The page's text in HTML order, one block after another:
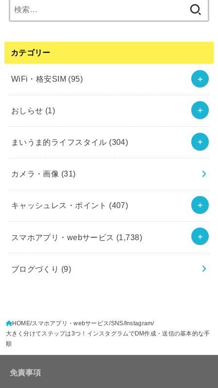
索:
カテゴリー
WiFi・格安SIM (95)
おしらせ (1)
まいうま的ライフスタイル (304)
カメラ・画像 (31)
キャッシュレス・ポイント (407)
スマホアプリ・webサービス (1,738)
ブログづくり (9)
HOME スマホアプリ・webサービス SNS Instagram
大きく分けてステップは3つ！インスタグラムでDM作成・送信の基本的な手
順
免責事項